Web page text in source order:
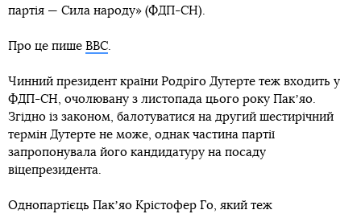
партія — Сила народу» (ФДП-СН).
Про це пише ВВС.
Чинний президент країни Родріго Дутерте теж входить у
ФДП-СН, очолювану з листопада цього року Пакʼяо.
Згідно із законом, балотуватися на другий шестирічний
термін Дутерте не може, однак частина партії
запропонувала його кандидатуру на посаду
віцепрезидента.
Однопартієць Пакʼяо Крістофер Го, який теж